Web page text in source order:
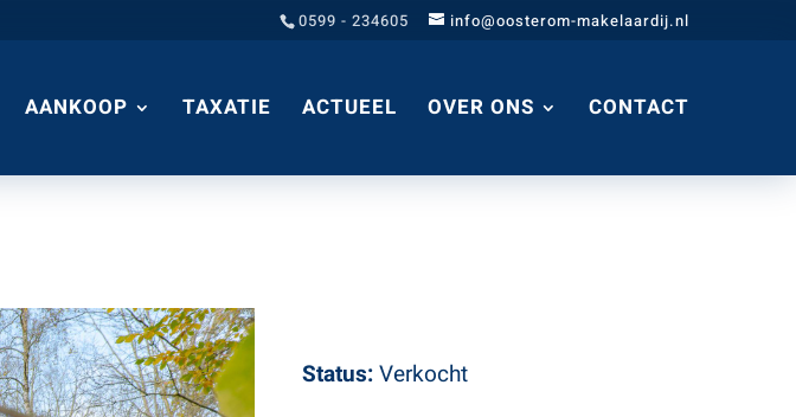
0599 - 234605 info@oosterom-makelaardij.nl
AANKOOP TAXATIE ACTUEEL OVER ONS CONTACT
Status:Verkocht